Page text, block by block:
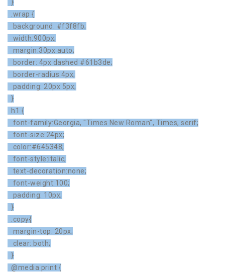
}
.wrap {
background: #f3f8fb;
width:900px;
margin:30px auto;
border: 4px dashed #61b3de;
border-radius:4px;
padding: 20px 5px;
}
h1 {
font-family:Georgia, "Times New Roman", Times, serif;
font-size:24px;
color:#645348;
font-style:italic;
text-decoration:none;
font-weight:100;
padding: 10px;
}
.copy{
margin-top: 20px;
clear: both;
}
@media print {